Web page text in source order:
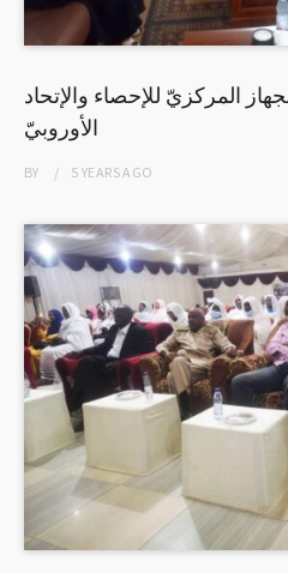
المركزيّ للإحصاء والإتحاد
الأوروبيّ
BY 5 YEARSAGO